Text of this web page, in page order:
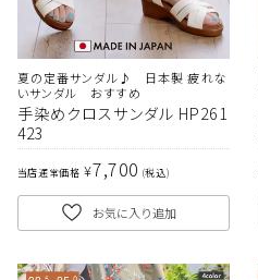
夏の定番サンダル♪ 日本製 疲れな
いサンダル おすすめ
手染めクロスサンダル HP261
423
当店通常価格 ¥7,700 税込
お気に入り追加